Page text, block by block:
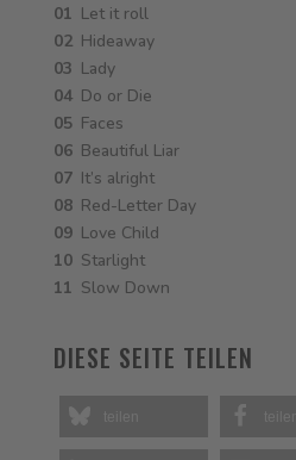
01 Let it roll
02Hideaway
03 Lady
04Do or Die
05Faces
06Beautiful Liar
07It’s alright
08Red-Letter Day
09Love Child
10Starlight
11 Slow Down
DIESE SEITE TEILEN
teilen teilen